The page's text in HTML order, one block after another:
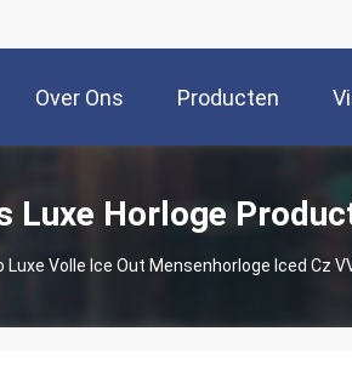
Over Ons Producten
Luxe Horloge
Luxe Volle Ice Out Mensenhorloge Iced Cz